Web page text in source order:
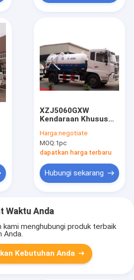
XZJ5060GXW
Kendaraan Khusus
Lebih efisien
Harga:negotiate
MOQ:1pc
dapatkan harga terbaru
Hubungi sekarang
Waktu Anda
kami menghubungi produk terbaik
Anda.
Kebutuhan Anda